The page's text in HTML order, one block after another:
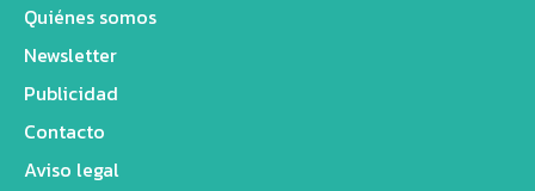
Quiénes somos
Newsletter
Publicidad
Contacto
Aviso legal